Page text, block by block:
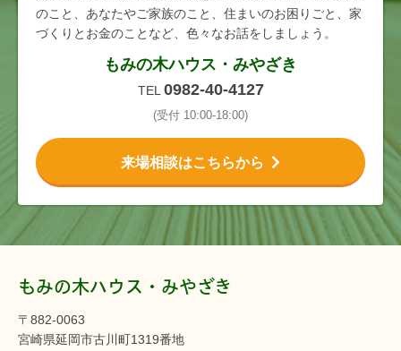
のこと、あなたやご家族のこと、住まいのお困りごと、家
づくりとお金のことなど、色々なお話をしましょう。
もみの木ハウス・みやざき
TEL0982-40-4127
(受付 10:00-18:00)
来場相談はこちらから
もみの木ハウス・みやざき
〒882-0063
宮崎県延岡市古川町1319番地